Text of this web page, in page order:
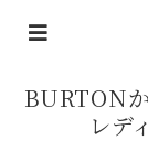
BURTON
レデ